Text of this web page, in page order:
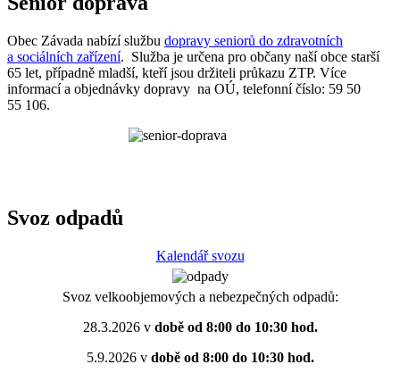
Obec Závada nabízí službu dopravy seniorů do zdravotních
a sociálních zařízení. Služba je určena pro občany naší obce starší
65 let, případně mladší, kteří jsou držiteli průkazu ZTP. Více
informací a objednávky dopravy na OÚ, telefonní číslo: 59 50
55 106.
Svoz odpadů
Kalendář svozu
Svoz velkoobjemových a nebezpečných odpadů:
28.3.2026 vdobě od 8:00 do 10:30 hod.
5.9.2026 vdobě od 8:00 do 10:30 hod.